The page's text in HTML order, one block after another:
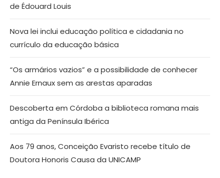
de Édouard Louis
Nova lei inclui educação política e cidadania no
currículo da educação básica
“Os armários vazios” e a possibilidade de conhecer
Annie Ernaux sem as arestas aparadas
Descoberta em Córdoba a biblioteca romana mais
antiga da Península Ibérica
Aos 79 anos, Conceição Evaristo recebe título de
Doutora Honoris Causa da UNICAMP